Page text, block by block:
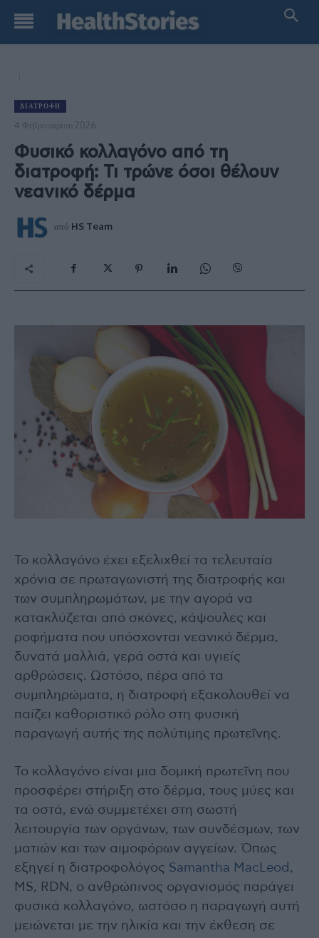
ΔΙΑΤΡΟΦΉ
4 Φεβρουαρίου 2026
Φυσικό κολλαγόνο από τη
διατροφή: Τι τρώνε όσοι θέλουν
νεανικό δέρμα
από HS Team
Το κολλαγόνο έχει εξελιχθεί τα τελευταία
χρόνια σε πρωταγωνιστή της διατροφής και
των συμπληρωμάτων, με την αγορά να
κατακλύζεται από σκόνες, κάψουλες και
ροφήματα που υπόσχονται νεανικό δέρμα,
δυνατά μαλλιά, γερά οστά και υγιείς
αρθρώσεις. Ωστόσο, πέρα από τα
συμπληρώματα, η διατροφή εξακολουθεί να
παίζει καθοριστικό ρόλο στη φυσική
παραγωγή αυτής της πολύτιμης πρωτεΐνης.
Το κολλαγόνο είναι μια δομική πρωτεΐνη που
προσφέρει στήριξη στο δέρμα, τους μύες και
τα οστά, ενώ συμμετέχει στη σωστή
λειτουργία των οργάνων, των συνδέσμων, των
ματιών και των αιμοφόρων αγγείων. Όπως
εξηγεί η διατροφολόγος Samantha MacLeod,
MS, RDN, ο ανθρώπινος οργανισμός παράγει
φυσικά κολλαγόνο, ωστόσο η παραγωγή αυτή
μειώνεται με την ηλικία και την έκθεση σε